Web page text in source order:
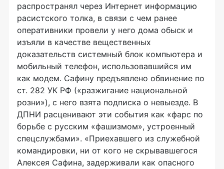
распространял через Интернет информацию
расистского толка, в связи с чем ранее
оперативники провели у него дома обыск и
изъяли в качестве вещественных
доказательств системный блок компьютера и
мобильный телефон, использовавшийся им
как модем. Сафину предъявлено обвинение по
ст. 282 УК РФ («разжигание национальной
розни»), с него взята подписка о невыезде. В
ДПНИ расценивают эти события как «фарс по
борьбе с русским «фашизмом», устроенный
спецслужбами». «Приехавшего из служебной
командировки, ни от кого не скрывавшегося
Алексея Сафина, задерживали как опасного